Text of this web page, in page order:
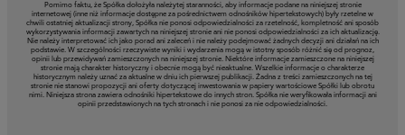
Pomimo faktu, że Spółka dołożyła należytej staranności, aby informacje podane na niniejszej stronie
internetowej (inne niż informacje dostępne za pośrednictwem odnośników hipertekstowych) były rzetelne w
chwili ostatniej aktualizacji strony, Spółka nie ponosi odpowiedzialności za rzetelność, kompletność ani sposób
wykorzystywania informacji zawartych na niniejszej stronie ani nie ponosi odpowiedzialności za ich aktualizację.
Nie należy interpretować ich jako porad ani zaleceń i nie należy podejmować żadnych decyzji ani działań na ich
podstawie. W szczególności rzeczywiste wyniki i wydarzenia mogą w istotny sposób różnić się od prognoz,
opinii lub przewidywań zamieszczonych na niniejszej stronie. Niektóre informacje zamieszczone na niniejszej
stronie mają charakter historyczny i obecnie mogą być nieaktualne. Wszelkie informacje o charakterze
historycznym należy uznać za aktualne w dniu ich pierwszej publikacji. Żadna z treści zamieszczonych na tej
stronie nie stanowi propozycji ani oferty dotyczącej inwestowania w papiery wartościowe Spółki lub obrotu
nimi. Niniejsza strona zawiera odnośniki hipertekstowe do innych stron. Spółka nie weryfikowała informacji ani
opinii przedstawionych na tych stronach i nie ponosi za nie odpowiedzialności.